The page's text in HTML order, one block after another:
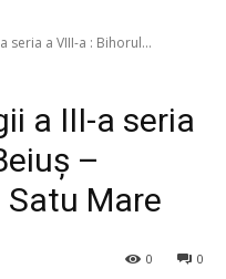
seria a VIII-a : Bihorul...
a III-a seria
–
Satu Mare
0
0